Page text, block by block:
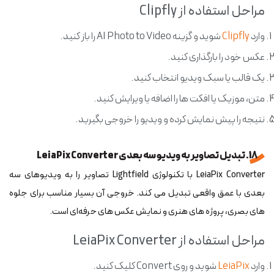
مراحل استفاده از Clipfly
واردClipflyشوید و گزینه AI Photo to Video را باز کنید.
عکس خود را بارگذاری کنید.
یک قالب یا سبک ویدیو انتخاب کنید.
متن، موزیک یا افکت ها را اضافه یا ویرایش کنید.
نتیجه را پیش نمایش کرده و ویدیو را خروجی بگیرید.
18. تبدیل تصاویر به ویدیو سه بعدی LeiaPix Converter
LeiaPix Converter با تکنولوژی Lightfield تصاویر را به ویدیوهای سه
بعدی با عمق واقعی تبدیل می کند. خروجی آن بسیار مناسب برای جلوه
های بصری، پروژه های هنری و نمایش عکس های حرفه‌ای است.
مراحل استفاده از LeiaPix Converter
واردLeiaPixشوید و روی Convert کلیک کنید.